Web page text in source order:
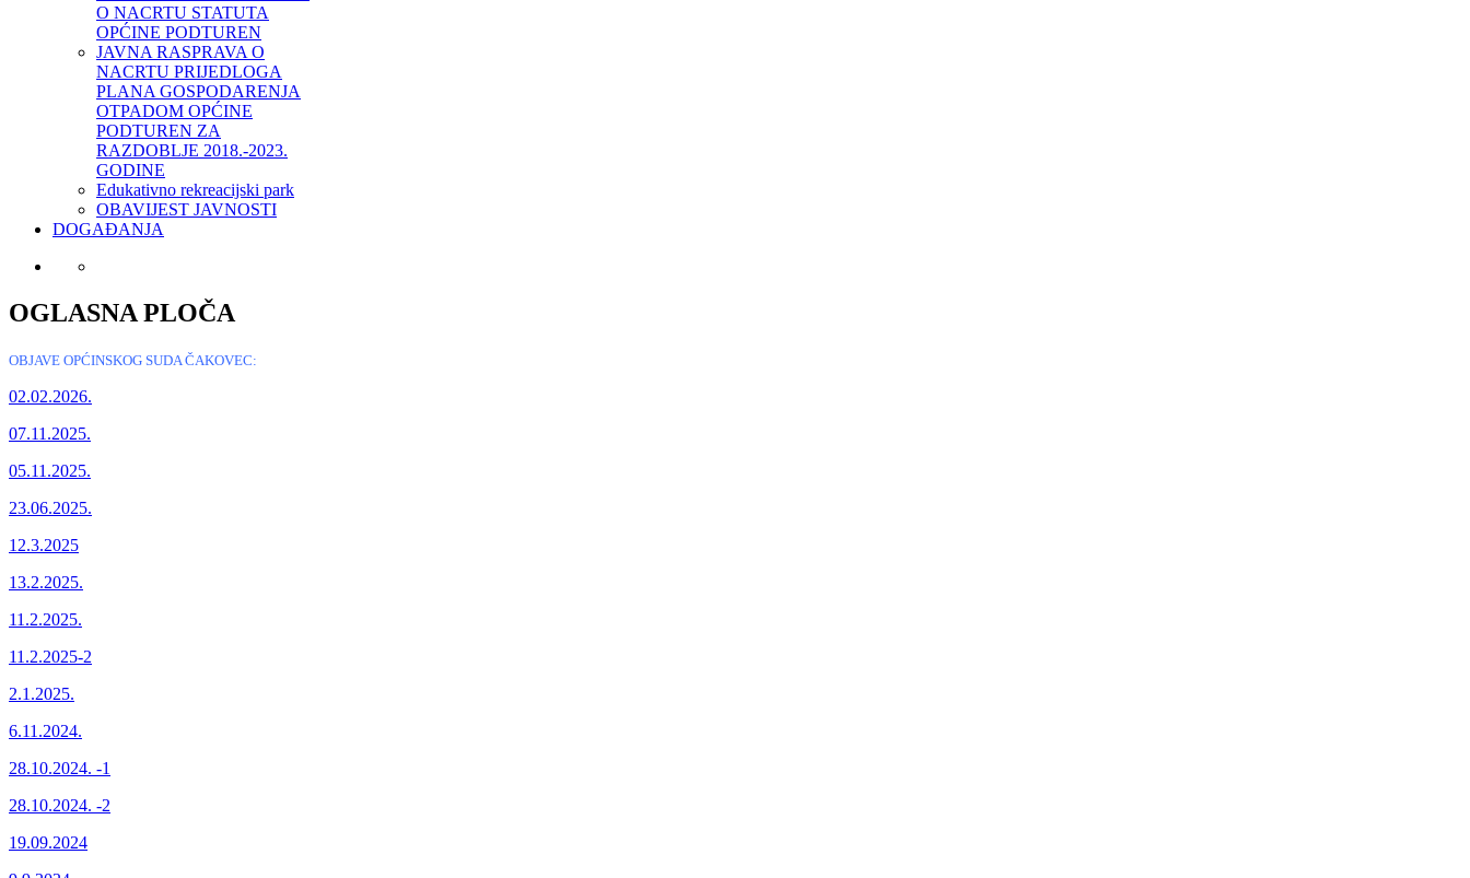
O NACRTU STATUTA
OPĆINE PODTUREN
JAVNA RASPRAVA O
NACRTU PRIJEDLOGA
PLANA GOSPODARENJA
OTPADOM OPĆINE
PODTUREN ZA
RAZDOBLJE 2018.-2023.
GODINE
Edukativno rekreacijski park
OBAVIJEST JAVNOSTI
DOGAĐANJA
OGLASNA PLOČA
OBJAVE OPĆINSKOG SUDA ČAKOVEC:
02.02.2026.
07.11.2025.
05.11.2025.
23.06.2025.
12.3.2025
13.2.2025.
11.2.2025.
11.2.2025-2
2.1.2025.
6.11.2024.
28.10.2024. -1
28.10.2024. -2
19.09.2024